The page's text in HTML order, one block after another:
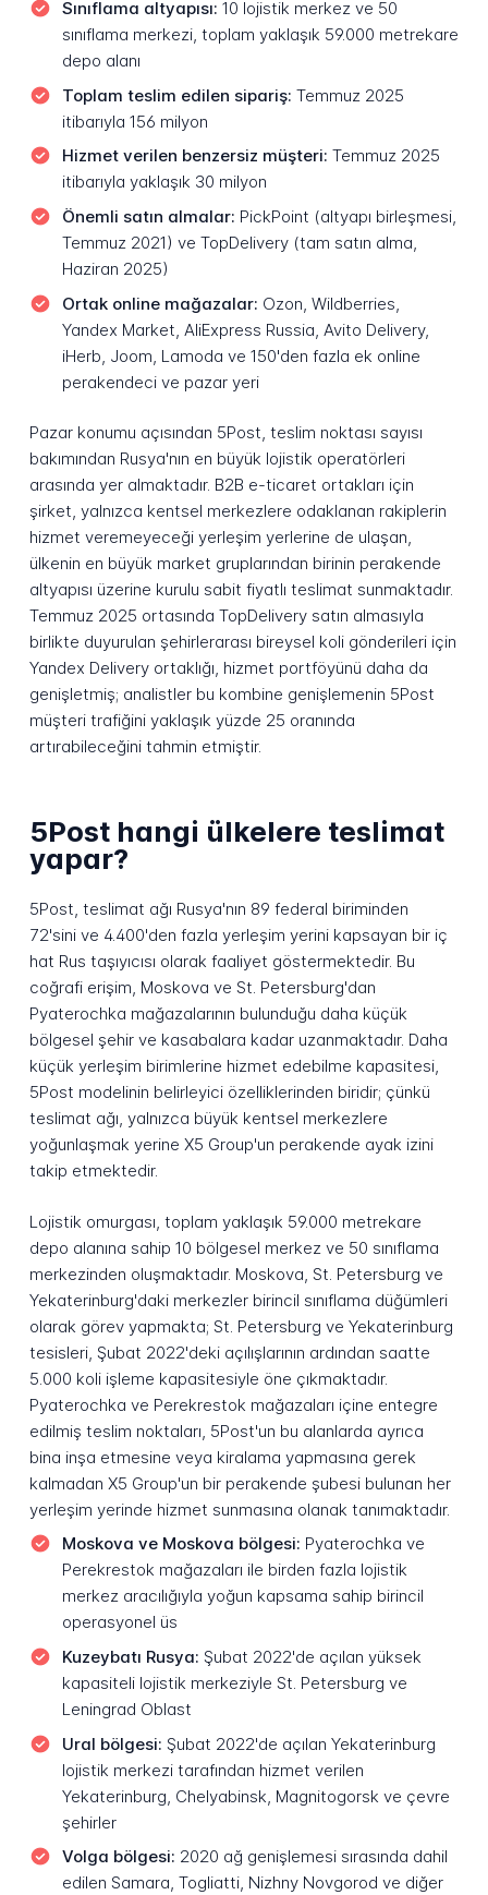
Sınıflama altyapısı: 10 lojistik merkez ve 50
sınıflama merkezi, toplam yaklaşık 59.000 metrekare
depo alanı
Toplam teslim edilen sipariş: Temmuz 2025
itibarıyla 156 milyon
Hizmet verilen benzersiz müşteri: Temmuz 2025
itibarıyla yaklaşık 30 milyon
Önemli satın almalar: PickPoint (altyapı birleşmesi,
Temmuz 2021) ve TopDelivery (tam satın alma,
Haziran 2025)
Ortak online mağazalar: Ozon, Wildberries,
Yandex Market, AliExpress Russia, Avito Delivery,
iHerb, Joom, Lamoda ve 150'den fazla ek online
perakendeci ve pazar yeri
Pazar konumu açısından 5Post, teslim noktası sayısı
bakımından Rusya'nın en büyük lojistik operatörleri
arasında yer almaktadır. B2B e-ticaret ortakları için
şirket, yalnızca kentsel merkezlere odaklanan rakiplerin
hizmet veremeyeceği yerleşim yerlerine de ulaşan,
ülkenin en büyük market gruplarından birinin perakende
altyapısı üzerine kurulu sabit fiyatlı teslimat sunmaktadır.
Temmuz 2025 ortasında TopDelivery satın almasıyla
birlikte duyurulan şehirlerarası bireysel koli gönderileri için
Yandex Delivery ortaklığı, hizmet portföyünü daha da
genişletmiş; analistler bu kombine genişlemenin 5Post
müşteri trafiğini yaklaşık yüzde 25 oranında
artırabileceğini tahmin etmiştir.
5Post hangi ülkelere teslimat
yapar?
5Post, teslimat ağı Rusya'nın 89 federal biriminden
72'sini ve 4.400'den fazla yerleşim yerini kapsayan bir iç
hat Rus taşıyıcısı olarak faaliyet göstermektedir. Bu
coğrafi erişim, Moskova ve St. Petersburg'dan
Pyaterochka mağazalarının bulunduğu daha küçük
bölgesel şehir ve kasabalara kadar uzanmaktadır. Daha
küçük yerleşim birimlerine hizmet edebilme kapasitesi,
5Post modelinin belirleyici özelliklerinden biridir; çünkü
teslimat ağı, yalnızca büyük kentsel merkezlere
yoğunlaşmak yerine X5 Group'un perakende ayak izini
takip etmektedir.
Lojistik omurgası, toplam yaklaşık 59.000 metrekare
depo alanına sahip 10 bölgesel merkez ve 50 sınıflama
merkezinden oluşmaktadır. Moskova, St. Petersburg ve
Yekaterinburg'daki merkezler birincil sınıflama düğümleri
olarak görev yapmakta; St. Petersburg ve Yekaterinburg
tesisleri, Şubat 2022'deki açılışlarının ardından saatte
5.000 koli işleme kapasitesiyle öne çıkmaktadır.
Pyaterochka ve Perekrestok mağazaları içine entegre
edilmiş teslim noktaları, 5Post'un bu alanlarda ayrıca
bina inşa etmesine veya kiralama yapmasına gerek
kalmadan X5 Group'un bir perakende şubesi bulunan her
yerleşim yerinde hizmet sunmasına olanak tanımaktadır.
Moskova ve Moskova bölgesi: Pyaterochka ve
Perekrestok mağazaları ile birden fazla lojistik
merkez aracılığıyla yoğun kapsama sahip birincil
operasyonel üs
Kuzeybatı Rusya: Şubat 2022'de açılan yüksek
kapasiteli lojistik merkeziyle St. Petersburg ve
Leningrad Oblast
Ural bölgesi: Şubat 2022'de açılan Yekaterinburg
lojistik merkezi tarafından hizmet verilen
Yekaterinburg, Chelyabinsk, Magnitogorsk ve çevre
şehirler
Volga bölgesi: 2020 ağ genişlemesi sırasında dahil
edilen Samara, Togliatti, Nizhny Novgorod ve diğer